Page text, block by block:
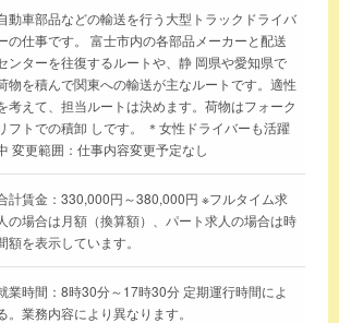
動車部品などの輸送を行う大型トラックドライバ
の仕事です。 富士市内の各部品メーカーと配送
ンターを往復するルートや、静 岡県や愛知県で
物を積んで関東への輸送が主なルートです。適性
考えて、担当ルートは決めます。荷物はフォーク
リフトでの積卸 しです。 ＊女性ドライバーも活躍
変更範囲：仕事内容変更予定なし
計賃金：330,000円～380,000円 ※フルタイム求
人の場合は月額（換算額）、パート求人の場合は時
額を表示しています。
業時間：8時30分～17時30分 定期運行時間によ
。業務内容により異なります。